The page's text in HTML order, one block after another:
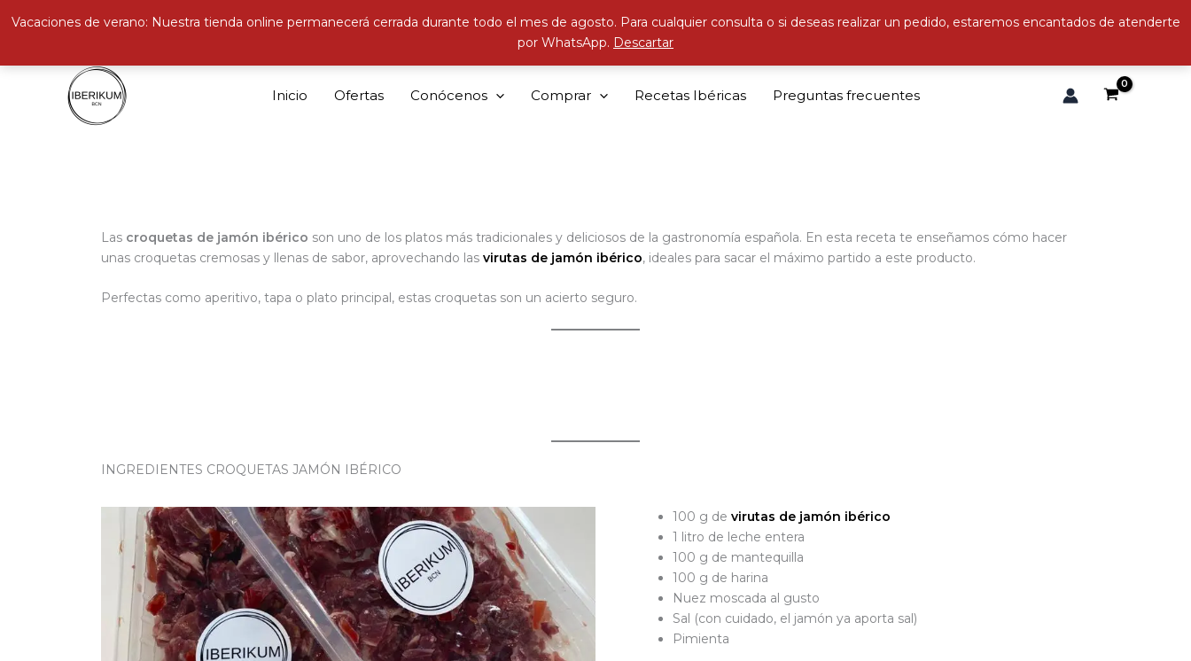
Vacaciones de verano: Nuestra tienda online permanecerá cerrada durante todo el mes de agosto. Para cualquier consulta o si deseas realizar un pedido, estaremos encantados de atenderte
por WhatsApp. Descartar
Inicio Ofertas Conócenos Comprar Recetas Ibéricas Preguntas frecuentes
Las croquetas de jamón ibérico son uno de los platos más tradicionales y deliciosos de la gastronomía española. En esta receta te enseñamos cómo hacer
unas croquetas cremosas y llenas de sabor, aprovechando las virutas de jamón ibérico, ideales para sacar el máximo partido a este producto.
Perfectas como aperitivo, tapa o plato principal, estas croquetas son un acierto seguro.
INGREDIENTES CROQUETAS JAMÓN IBÉRICO
100 g de virutas de jamón ibérico
1 litro de leche entera
100 g de mantequilla
100 g de harina
Nuez moscada al gusto
Sal (con cuidado, el jamón ya aporta sal)
Pimienta